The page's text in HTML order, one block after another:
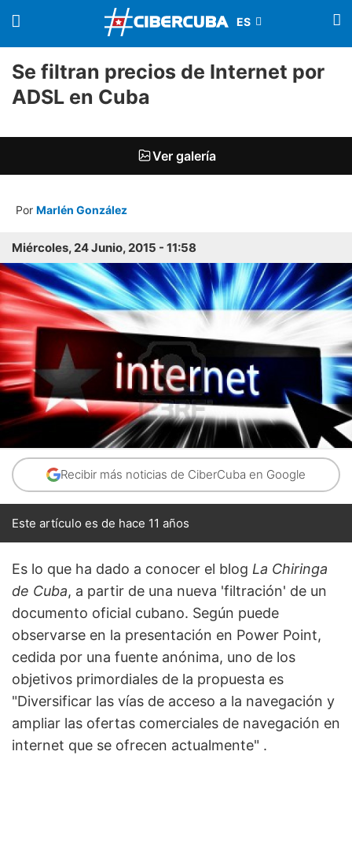
Se filtran precios de Internet por
ADSL en Cuba
Ver galería
Por Marlén González
Miércoles, 24 Junio, 2015 - 11:58
Recibir más noticias de CiberCuba en Google
Este artículo es de hace 11 años
Es lo que ha dado a conocer el blog La Chiringa
de Cuba, a partir de una nueva 'filtración' de un
documento oficial cubano. Según puede
observarse en la presentación en Power Point,
cedida por una fuente anónima, uno de los
objetivos primordiales de la propuesta es
"Diversificar las vías de acceso a la navegación y
ampliar las ofertas comerciales de navegación en
internet que se ofrecen actualmente" .